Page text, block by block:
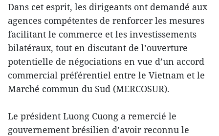
Dans cet esprit, les dirigeants ont demandé aux
agences compétentes de renforcer les mesures
facilitant le commerce et les investissements
bilatéraux, tout en discutant de l’ouverture
potentielle de négociations en vue d’un accord
commercial préférentiel entre le Vietnam et le
Marché commun du Sud (MERCOSUR).
Le président Luong Cuong a remercié le
gouvernement brésilien d’avoir reconnu le